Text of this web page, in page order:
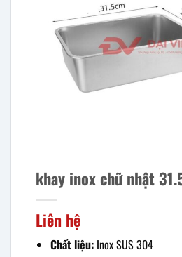
khay inox chữ nhật
Liên hệ
Chất liệu:Inox SUS 304